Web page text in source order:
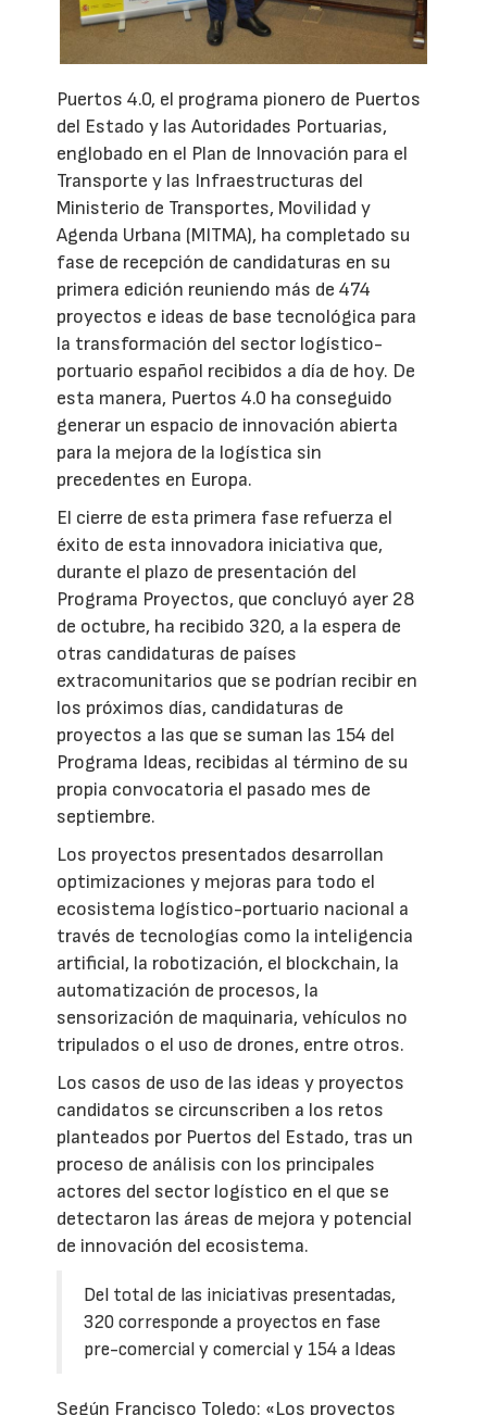
Puertos 4.0, el programa pionero de Puertos
del Estado y las Autoridades Portuarias,
englobado en el Plan de Innovación para el
Transporte y las Infraestructuras del
Ministerio de Transportes, Movilidad y
Agenda Urbana (MITMA), ha completado su
fase de recepción de candidaturas en su
primera edición reuniendo más de 474
proyectos e ideas de base tecnológica para
la transformación del sector logístico-
portuario español recibidos a día de hoy. De
esta manera, Puertos 4.0 ha conseguido
generar un espacio de innovación abierta
para la mejora de la logística sin
precedentes en Europa.
El cierre de esta primera fase refuerza el
éxito de esta innovadora iniciativa que,
durante el plazo de presentación del
Programa Proyectos, que concluyó ayer 28
de octubre, ha recibido 320, a la espera de
otras candidaturas de países
extracomunitarios que se podrían recibir en
los próximos días, candidaturas de
proyectos a las que se suman las 154 del
Programa Ideas, recibidas al término de su
propia convocatoria el pasado mes de
septiembre.
Los proyectos presentados desarrollan
optimizaciones y mejoras para todo el
ecosistema logístico-portuario nacional a
través de tecnologías como la inteligencia
artificial, la robotización, el blockchain, la
automatización de procesos, la
sensorización de maquinaria, vehículos no
tripulados o el uso de drones, entre otros.
Los casos de uso de las ideas y proyectos
candidatos se circunscriben a los retos
planteados por Puertos del Estado, tras un
proceso de análisis con los principales
actores del sector logístico en el que se
detectaron las áreas de mejora y potencial
de innovación del ecosistema.
Del total de las iniciativas presentadas,
320 corresponde a proyectos en fase
pre-comercial y comercial y 154 a Ideas
Según Francisco Toledo: «Los proyectos